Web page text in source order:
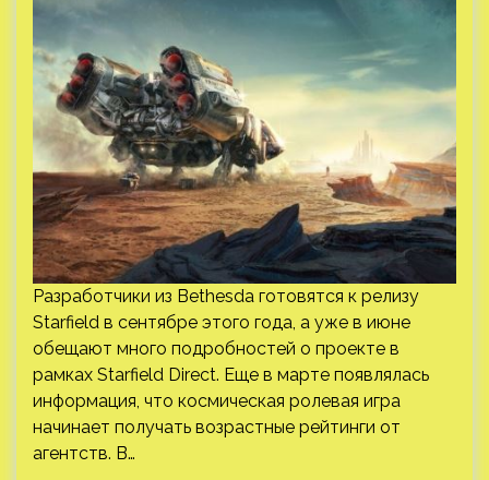
Разработчики из Bethesda готовятся к релизу
Starfield в сентябре этого года, а уже в июне
обещают много подробностей о проекте в
рамках Starfield Direct. Еще в марте появлялась
информация, что космическая ролевая игра
начинает получать возрастные рейтинги от
агентств. В…